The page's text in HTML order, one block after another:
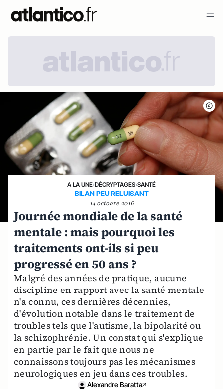
A LA UNE›DÉCRYPTAGES›SANTÉ
BILAN PEU RELUISANT
14 octobre 2016
Journée mondiale de la santé
mentale : mais pourquoi les
traitements ont-ils si peu
progressé en 50 ans ?
Malgré des années de pratique, aucune
discipline en rapport avec la santé mentale
n'a connu, ces dernières décennies,
d'évolution notable dans le traitement de
troubles tels que l'autisme, la bipolarité ou
la schizophrénie. Un constat qui s'explique
en partie par le fait que nous ne
connaissons toujours pas les mécanismes
neurologiques en jeu dans ces troubles.
Alexandre Baratta